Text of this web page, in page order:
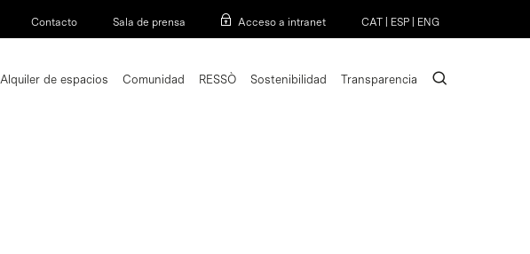
Contacto Sala de prensa Acceso a intranet CAT ESP ENG
Alquiler de espacios Comunidad RESSÒ Sostenibilidad Transparencia search